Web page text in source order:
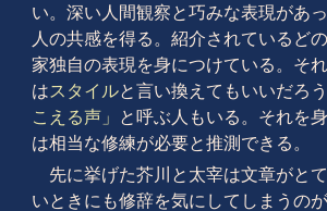
い。深い人間観察と巧みな表現があ
人の共感を得る。紹介されているど
家独自の表現を身につけている。そ
はスタイルと言い換えてもいいだろう
こえる声」
と呼ぶ人もいる。それを
は相当な修練が必要と推測できる。
先に挙げた芥川と太宰は文章がと
いときにも修辞を気にしてしまうの